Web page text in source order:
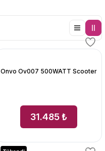
Onvo Ov007 500WATT Scooter
31.485 ₺